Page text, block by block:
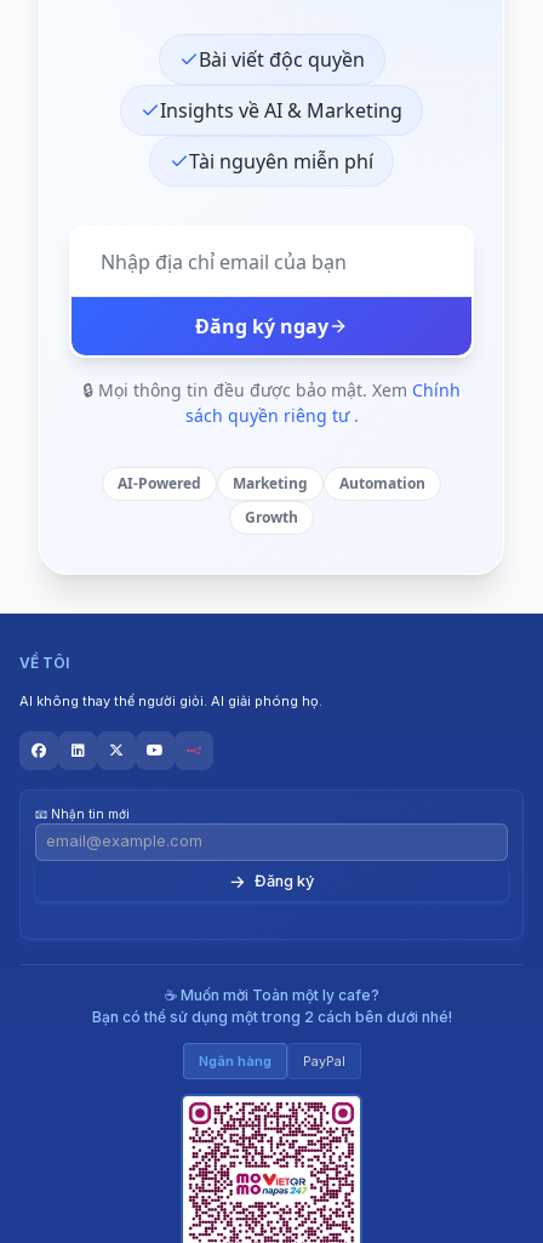
Bài viết độc quyền
Insights về AI & Marketing
Tài nguyên miễn phí
Đăng ký ngay
🔒 Mọi thông tin đều được bảo mật. Xem Chính
sách quyền riêng tư .
AI-Powered Marketing
Automation
Growth
VỀ TÔI
AI không thay thế người giỏi. AI giải phóng họ.
📧 Nhận tin mới
→
☕ Muốn mời Toàn một ly cafe?
Bạn có thể sử dụng một trong 2 cách bên dưới nhé!
Ngân hàng PayPal